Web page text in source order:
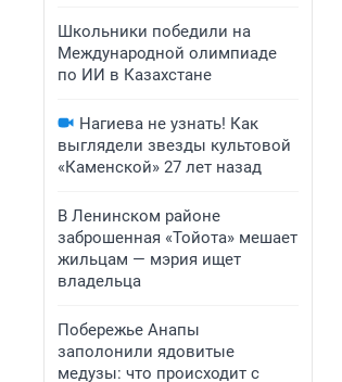
Школьники победили на
Международной олимпиаде
по ИИ в Казахстане
Нагиева не узнать! Как
выглядели звезды культовой
«Каменской» 27 лет назад
В Ленинском районе
заброшенная «Тойота» мешает
жильцам — мэрия ищет
владельца
Побережье Анапы
заполонили ядовитые
медузы: что происходит с